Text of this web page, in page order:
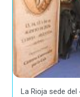
La Rioja sede